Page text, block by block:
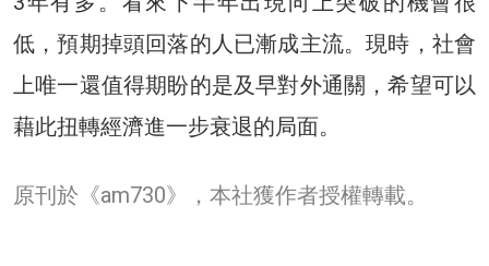
低，預期掉頭回落的人已漸成主流。現時，社會
上唯一還值得期盼的是及早對外通關，希望可以
藉此扭轉經濟進一步衰退的局面。
原刊於《am730》，本社獲作者授權轉載。